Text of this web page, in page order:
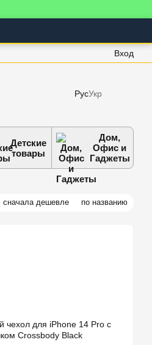
Вход
РусУкр
Детские
товары
Дом,
Офис и
Гаджеты
сначала дешевле по названию